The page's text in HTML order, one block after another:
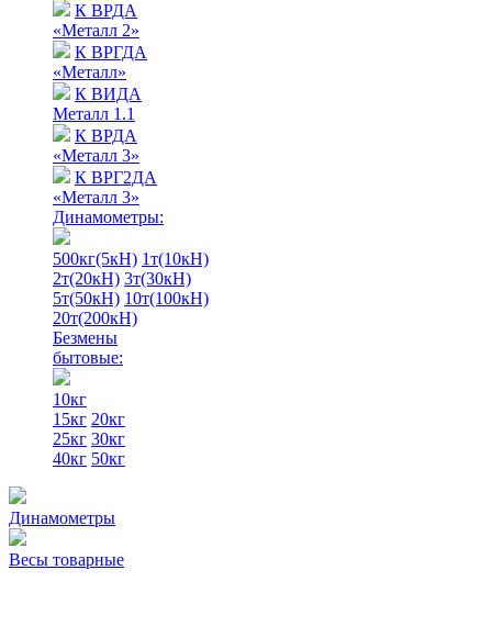
К ВРДА
«Металл 2»
К ВРГДА
«Металл»
К ВИДА
Металл 1.1
К ВРДА
«Металл 3»
К ВРГ2ДА
«Металл 3»
Динамометры:
500кг(5кН) 1т(10кН)
2т(20кН) 3т(30кН)
5т(50кН) 10т(100кН)
20т(200кН)
Безмены
бытовые:
10кг
15кг 20кг
25кг 30кг
40кг 50кг
Динамометры
Весы товарные